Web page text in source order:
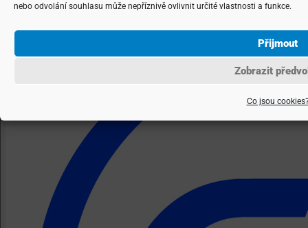
nebo odvolání souhlasu může nepříznivě ovlivnit určité vlastnosti a funkce.
Přijmout
Zobrazit
Co jsou